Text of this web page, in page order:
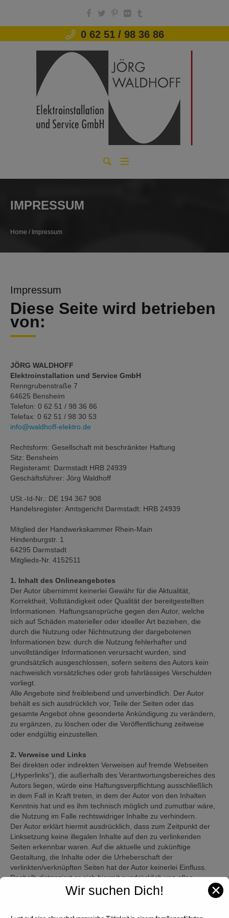
0 62 51 / 98 36 86
IMPRESSUM
Home / Impressum
Impressum
Diese Seite wird betrieben
von:
JÖRG WALDHOFF
Elektroinstallation und Service GmbH
Renngrubenstraße 7
64625 Bensheim
Telefon: 0 62 51 / 98 36 86
Telefax: 0 62 51 / 98 30 53
info@waldhoff-elektro.de
Rechtsform: Gesellschaft mit beschränkter Haftung
Sitz: Bensheim
Registeramt: Darmstadt HRB 24939
Geschäftsführer: Jörg Waldhoff
USt.-Id-Nr.: DE 194 367 908
Handelsregister: Amtsgericht Darmstadt: HRB 24939
Mitglied der Handwerkskammer Rhein-Main
Hindenburgstr. 1
64295 Darmstadt
Mitglieds-Nr. 4152511
1. Inhalt des Onlineangebotes
Der Autor übernimmt keinerlei Gewähr für die Aktualität,
Korrektheit, Vollständigkeit oder Qualität der bereitgestellten
Informationen. Haftungsansprüche gegen den Autor, welche
sich auf Schäden materieller oder ideeller Art beziehen, die
durch die Nutzung oder Nichtnutzung der dargebotenen
Informationen bzw. durch die Nutzung fehlerhafter und
unvollständiger Informationen verursacht wurden, sind
grundsätzlich ausgeschlossen, sofern seitens des Autors kein
nachweislich vorsätzliches oder grob fahrlässiges Verschulden
vorliegt.
Alle Angebote sind freibleibend und unverbindlich. Der Autor
behält es sich ausdrücklich vor, Teile der Seiten oder das
gesamte Angebot ohne gesonderte Ankündigung zu verändern,
zu ergänzen, zu löschen oder die Veröffentlichung zeitweise
oder endgültig einzustellen.
2. Verweise und Links
Bei direkten oder indirekten Verweisen auf fremde Webseiten
(„Hyperlinks“), die außerhalb des Verantwortungsbereiches des
Autors liegen, würde eine Haftungsverpflichtung ausschließlich
in dem Fall in Kraft treten, in dem der Autor von den Inhalten
Kenntnis hat und es ihm technisch möglich und zumutbar wäre,
die Nutzung im Falle rechtswidriger Inhalte zu verhindern.
Der Autor erklärt hiermit ausdrücklich, dass zum Zeitpunkt der
Linksetzung keine illegalen Inhalte auf den zu verlinkenden
Seiten erkennbar waren. Auf die aktuelle und zukünftige
Gestaltung, die Inhalte oder die Urheberschaft der
verlinkten/verknüpften Seiten hat der Autor keinerlei Einfluss.
Deshalb distanziert er sich hiermit ausdrücklich von allen
Inhalten aller verlinkten / verknüpften Seiten, die nach der
Wir suchen Dich! ✕